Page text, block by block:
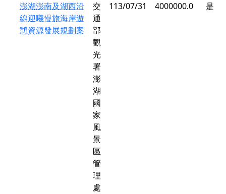
澎湖澎南及湖西沿
線迎曦慢旅海岸遊
憩資源發展規劃案
交
通
部
觀
光
署
澎
湖
國
家
風
景
區
管
理
處
113/07/31 4000000.0 是